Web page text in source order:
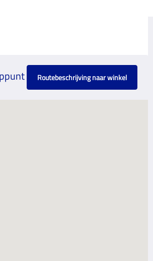
Routebeschrijving naar winkel